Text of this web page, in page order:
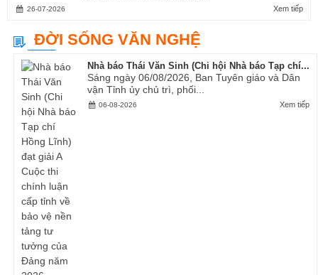
Xem tiếp
26-07-2026
ĐỜI SỐNG VĂN NGHỆ
Nhà báo Thái Văn Sinh (Chi hội Nhà báo Tạp chí...
Sáng ngày 06/08/2026, Ban Tuyên giáo và Dân
vận Tỉnh ủy chủ trì, phối...
Xem tiếp
06-08-2026